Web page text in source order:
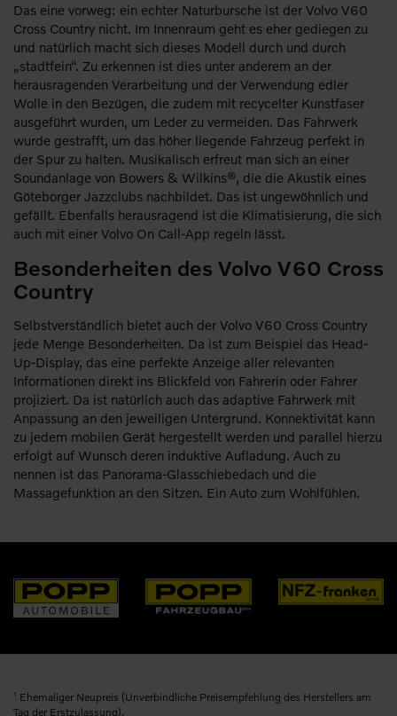
Das eine vorweg: ein echter Naturbursche ist der Volvo V60
Cross Country nicht. Im Innenraum geht es eher gediegen zu
und natürlich macht sich dieses Modell durch und durch
„stadtfein“. Zu erkennen ist dies unter anderem an der
herausragenden Verarbeitung und der Verwendung edler
Wolle in den Bezügen, die zudem mit recycelter Kunstfaser
ausgeführt wurden, um Leder zu vermeiden. Das Fahrwerk
wurde gestrafft, um das höher liegende Fahrzeug perfekt in
der Spur zu halten. Musikalisch erfreut man sich an einer
Soundanlage von Bowers & Wilkins®, die die Akustik eines
Göteborger Jazzclubs nachbildet. Das ist ungewöhnlich und
gefällt. Ebenfalls herausragend ist die Klimatisierung, die sich
auch mit einer Volvo On Call-App regeln lässt.
Besonderheiten des Volvo V60 Cross
Country
Selbstverständlich bietet auch der Volvo V60 Cross Country
jede Menge Besonderheiten. Da ist zum Beispiel das Head-
Up-Display, das eine perfekte Anzeige aller relevanten
Informationen direkt ins Blickfeld von Fahrerin oder Fahrer
projiziert. Da ist natürlich auch das adaptive Fahrwerk mit
Anpassung an den jeweiligen Untergrund. Konnektivität kann
zu jedem mobilen Gerät hergestellt werden und parallel hierzu
erfolgt auf Wunsch deren induktive Aufladung. Auch zu
nennen ist das Panorama-Glasschiebedach und die
Massagefunktion an den Sitzen. Ein Auto zum Wohlfühlen.
1 Ehemaliger Neupreis (Unverbindliche Preisempfehlung des Herstellers am
Tag der Erstzulassung).